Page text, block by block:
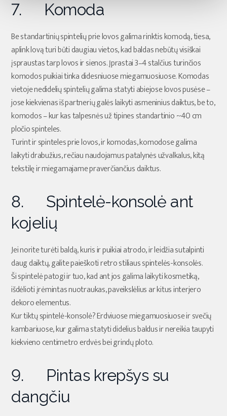
7. Komoda
Be standartinių spintelių prie lovos galima rinktis komodą, tiesa,
aplink lovą turi būti daugiau vietos, kad baldas nebūtų visiškai
įspraustas tarp lovos ir sienos. Įprastai 3–4 stalčius turinčios
komodos puikiai tinka didesniuose miegamuosiuose. Komodas
vietoje nedidelių spintelių galima statyti abiejose lovos pusėse –
jose kiekvienas iš partnerių galės laikyti asmeninius daiktus, be to,
komodos – kur kas talpesnės už tipines standartinio ~40 cm
pločio spinteles.
Turint ir spinteles prie lovos, ir komodas, komodose galima
laikyti drabužius, rečiau naudojamus patalynės užvalkalus, kitą
tekstilę ir miegamajame praverčiančius daiktus.
8. Spintelė-konsolė ant
kojelių
Jei norite turėti baldą, kuris ir puikiai atrodo, ir leidžia sutalpinti
daug daiktų, galite paieškoti retro stiliaus spintelės-konsolės.
Ši spintelė patogi ir tuo, kad ant jos galima laikyti kosmetiką,
išdėlioti įrėmintas nuotraukas, paveikslėlius ar kitus interjero
dekoro elementus.
Kur tiktų spintelė-konsolė? Erdviuose miegamuosiuose ir svečių
kambariuose, kur galima statyti didelius baldus ir nereikia taupyti
kiekvieno centimetro erdvės bei grindų ploto.
9. Pintas krepšys su
dangčiu